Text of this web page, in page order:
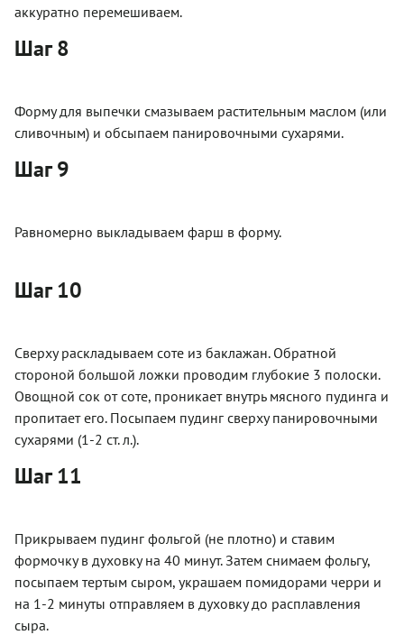
аккуратно перемешиваем.
Шаг 8
Форму для выпечки смазываем растительным маслом (или
сливочным) и обсыпаем панировочными сухарями.
Шаг 9
Равномерно выкладываем фарш в форму.
Шаг 10
Сверху раскладываем соте из баклажан. Обратной
стороной большой ложки проводим глубокие 3 полоски.
Овощной сок от соте, проникает внутрь мясного пудинга и
пропитает его. Посыпаем пудинг сверху панировочными
сухарями (1-2 ст. л.).
Шаг 11
Прикрываем пудинг фольгой (не плотно) и ставим
формочку в духовку на 40 минут. Затем снимаем фольгу,
посыпаем тертым сыром, украшаем помидорами черри и
на 1-2 минуты отправляем в духовку до расплавления
сыра.